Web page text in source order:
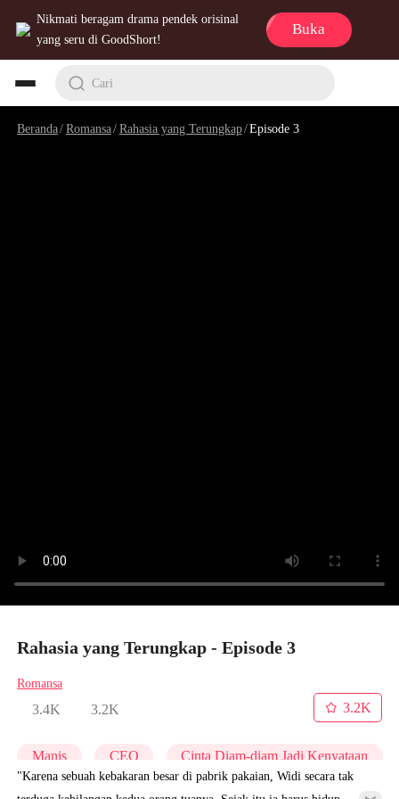
Nikmati beragam drama pendek orisinal
yang seru di GoodShort!
Buka
Cari
Beranda/Romansa/Rahasia yang Terungkap/Episode 3
Rahasia yang Terungkap - Episode 3
Romansa
3.4K 3.2K
3.2K
Manis CEO Cinta Diam-diam Jadi Kenyataan
"Karena sebuah kebakaran besar di pabrik pakaian, Widi secara tak